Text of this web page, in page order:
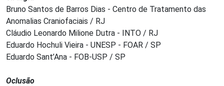
Bruno Santos de Barros Dias - Centro de Tratamento das
Anomalias Craniofaciais / RJ
Cláudio Leonardo Milione Dutra - INTO / RJ
Eduardo Hochuli Vieira - UNESP - FOAR / SP
Eduardo Sant’Ana - FOB-USP / SP
Oclusão